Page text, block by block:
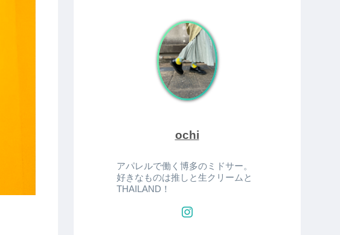
ochi
アパレルで働く博多のミドサー。
好きなものは推しと生クリームと
THAILAND！